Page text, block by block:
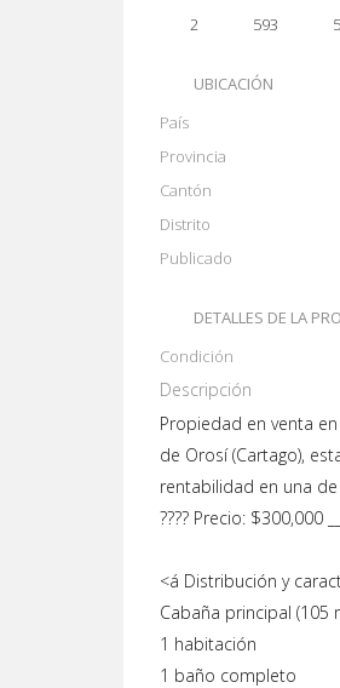
2 593 5
UBICACIÓN
País
Provincia
Cantón
Distrito
Publicado
DETALLES DE LA
Condición
Descripción
Propiedad en venta
de Orosí (Cartago),
rentabilidad en una
???? Precio: $300,000
<á Distribución y
Cabaña principal (105
1 habitación
1 baño completo